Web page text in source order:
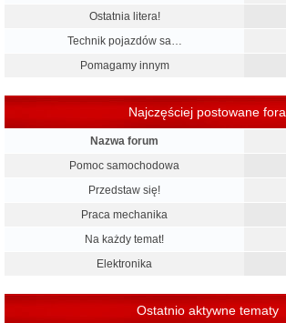
Ostatnia litera!
Technik pojazdów sa…
Pomagamy innym
Najczęściej postowane fora
Nazwa forum
Pomoc samochodowa
Przedstaw się!
Praca mechanika
Na każdy temat!
Elektronika
Ostatnio aktywne tematy